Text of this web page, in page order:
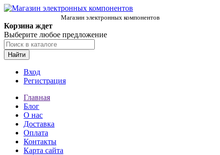
Магазин электронных компонентов
Корзина ждет
Выберите любое предложение
Найти
Вход
Регистрация
Главная
Блог
О нас
Доставка
Оплата
Контакты
Карта сайта